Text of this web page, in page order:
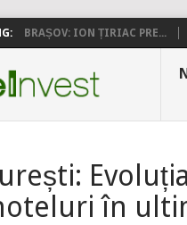
BRAȘOV: ION ȚIRIAC PRE...
în